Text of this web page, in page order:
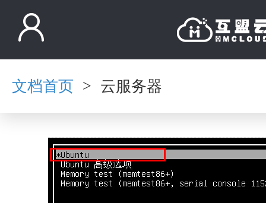
文档首页 > 云服务器